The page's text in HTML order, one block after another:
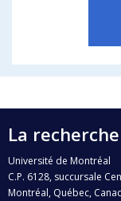
La recherche
Université de Montréal
C.P. 6128, succursale
Montréal, Québec,